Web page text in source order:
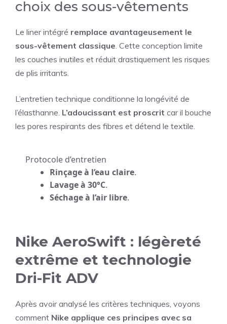
choix des sous-vêtements
Le liner intégré remplace avantageusement le
sous-vêtement classique. Cette conception limite
les couches inutiles et réduit drastiquement les risques
de plis irritants.
L’entretien technique conditionne la longévité de
l’élasthanne. L’adoucissant est proscrit car il bouche
les pores respirants des fibres et détend le textile.
Protocole d’entretien
Rinçage à l’eau claire.
Lavage à 30°C.
Séchage à l’air libre.
Nike AeroSwift : légèreté
extrême et technologie
Dri-Fit ADV
Après avoir analysé les critères techniques, voyons
comment Nike applique ces principes avec sa